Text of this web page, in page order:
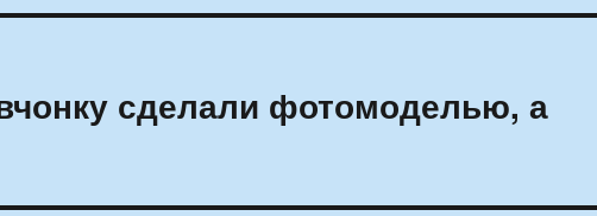
сделали фотомоделью, а